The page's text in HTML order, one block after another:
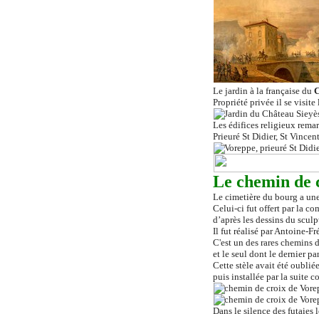
Le jardin à la française du
Propriété privée il se visite
Les édifices religieux
Prieuré St Didier, St
Le chemin
Le cimetière du bourg a
Celui-ci fut offert par la
d’après les dessins du
Il fut réalisé par Antoine-
C'est un des rares chemins
et le seul dont le dernier
Cette stèle avait été
puis installée par la suite
Dans le silence des futaies